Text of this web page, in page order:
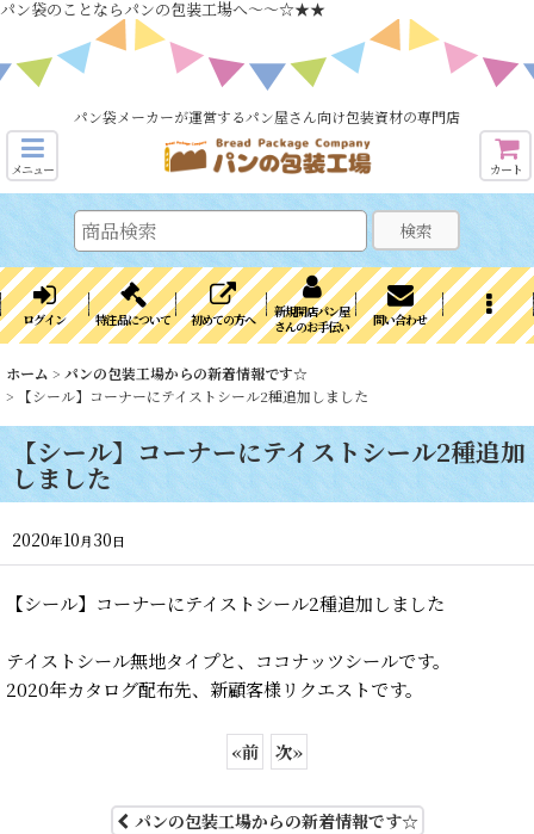
パン袋のことならパンの包装工場へ～～☆★★
パン袋メーカーが運営するパン屋さん向け包装資材の専門店
メニュー カート
検索
ログイン 特注品について 初めての方へ
新規開店パン屋
さんのお手伝い
問い合わせ
ホーム > パンの包装工場からの新着情報です☆
>
【シール】コーナーにテイストシール2種追加しました
【シール】コーナーにテイストシール2種追加
しました
2020年10月 30 日
【シール】コーナーにテイストシール2種追加しました
テイストシール無地タイプと、ココナッツシールです。
2020年カタログ配布先、新顧客様リクエストです。
«前 次»
パンの包装工場からの新着情報です☆